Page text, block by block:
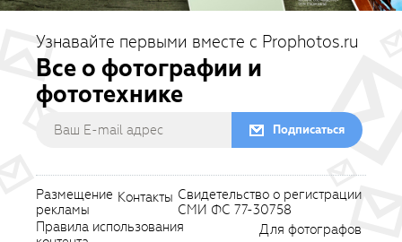
Узнавайте первыми вместе с Prophotos.ru
Все о фотографии и
фототехнике
Подписаться
Размещение
рекламы
Контакты Свидетельство о регистрации
СМИ ФС 77-30758
Правила использования
Для фотографов